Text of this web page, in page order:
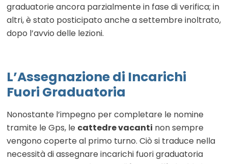
graduatorie ancora parzialmente in fase di verifica; in
altri, è stato posticipato anche a settembre inoltrato,
dopo l’avvio delle lezioni.
L’Assegnazione di Incarichi
Fuori Graduatoria
Nonostante l’impegno per completare le nomine
tramite le Gps, le cattedre vacanti non sempre
vengono coperte al primo turno. Ciò si traduce nella
necessità di assegnare incarichi fuori graduatoria